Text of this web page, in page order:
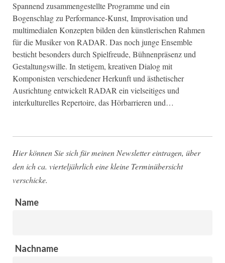
Spannend zusammengestellte Programme und ein
Bogenschlag zu Performance-Kunst, Improvisation und
multimedialen Konzepten bilden den künstlerischen Rahmen
für die Musiker von RADAR. Das noch junge Ensemble
besticht besonders durch Spielfreude, Bühnenpräsenz und
Gestaltungswille. In stetigem, kreativen Dialog mit
Komponisten verschiedener Herkunft und ästhetischer
Ausrichtung entwickelt RADAR ein vielseitiges und
interkulturelles Repertoire, das Hörbarrieren und…
Hier können Sie sich für meinen Newsletter eintragen, über
den ich ca. vierteljährlich eine kleine Terminübersicht
verschicke.
Name
Nachname